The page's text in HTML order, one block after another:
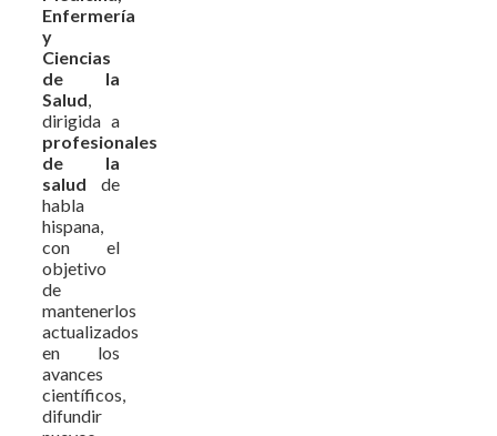
Enfermería
y
Ciencias
de la
Salud
dirigida a
profesionales
de la
salud de
habla
hispana,
con el
objetivo
de
mantenerlos
actualizados
en los
avances
científicos,
difundir